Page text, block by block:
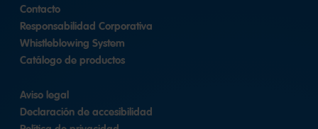
Contacto
Responsabilidad Corporativa
Whistleblowing System
Catálogo de productos
Aviso legal
Declaración de accesibilidad